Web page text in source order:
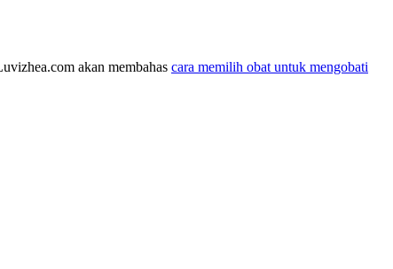
akan membahas cara memilih obat untuk mengobati